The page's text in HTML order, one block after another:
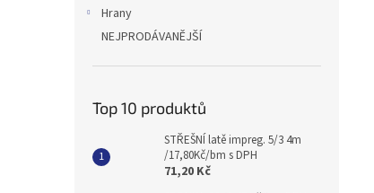
Hrany
NEJPRODÁVANĚJŠÍ
Top 10 produktů
STŘEŠNÍ latě impreg. 5/3 4m
/17,80Kč/bm s DPH
71,20 Kč